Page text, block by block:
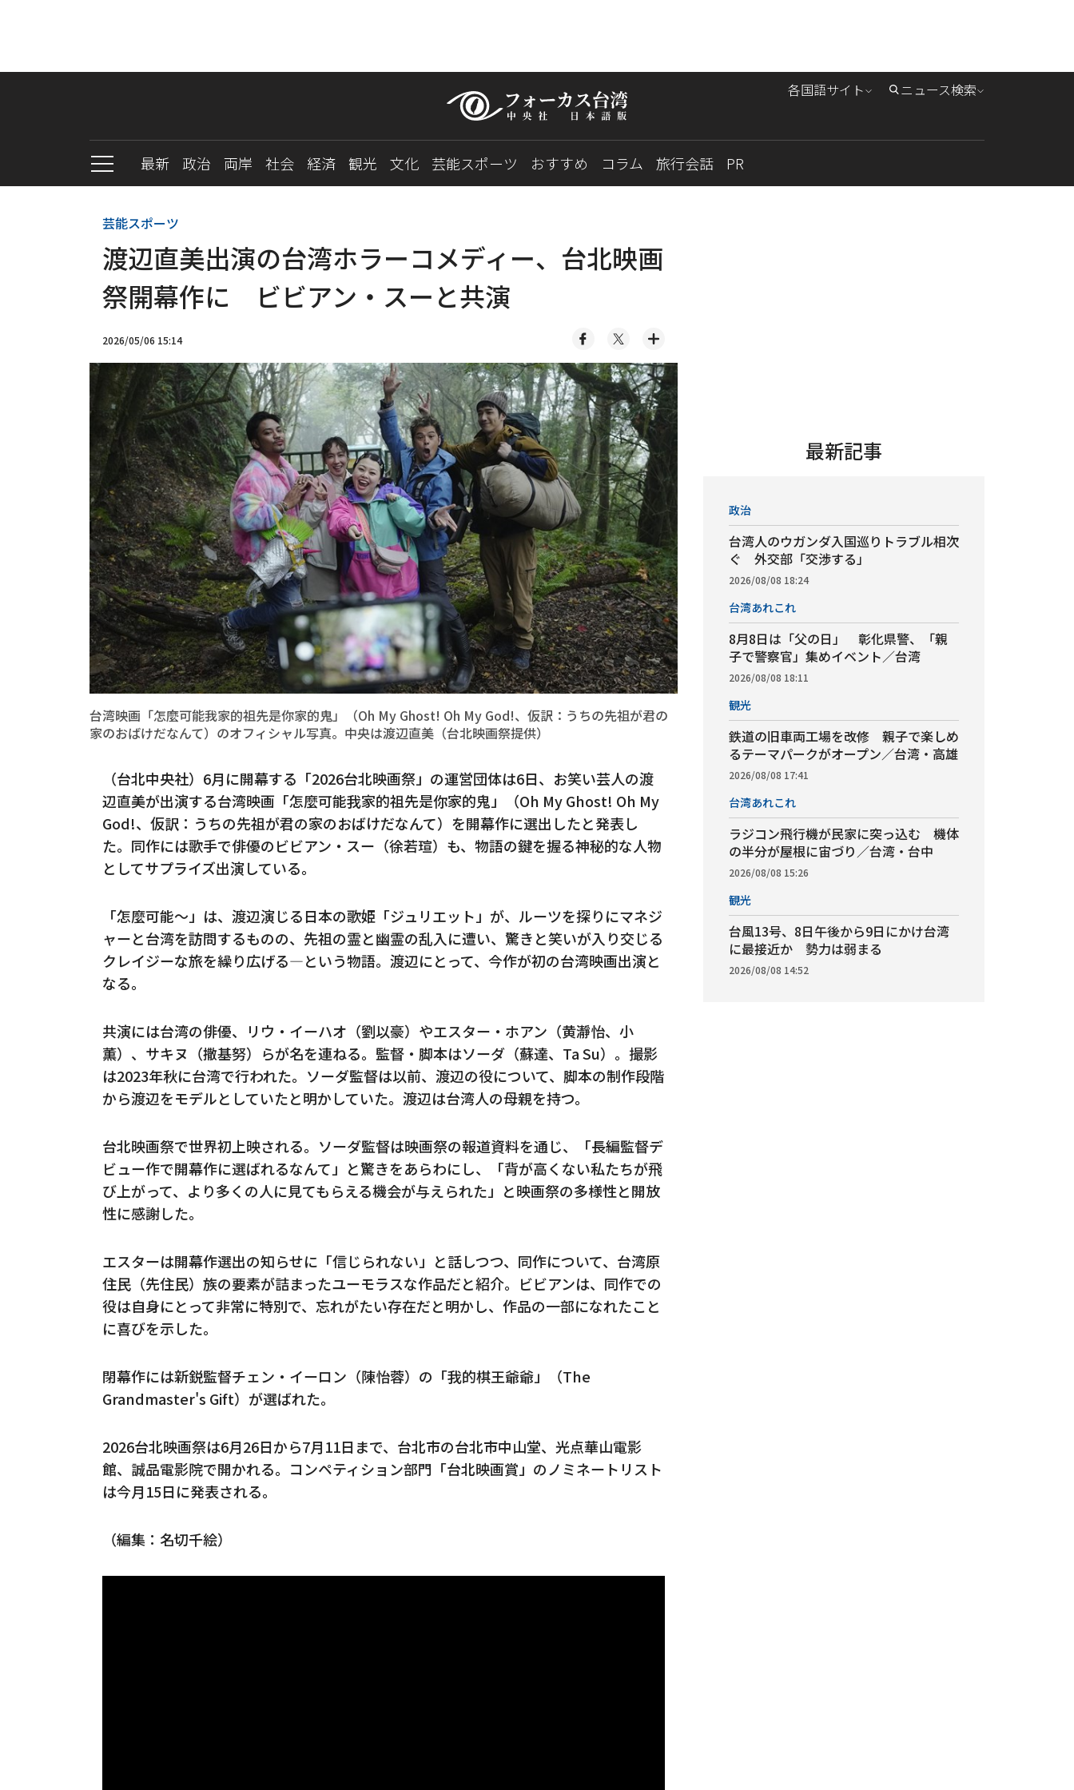
各国語サイト ニュース検索
最新 政治 両岸 社会 経済 観光 文化 芸能スポーツ おすすめ コラム 旅行会話 PR
芸能スポーツ
渡辺直美出演の台湾ホラーコメディー、台北映画
祭開幕作に ビビアン・スーと共演
2026/05/06 15:14
台湾映画「怎麼可能我家的祖先是你家的鬼」（Oh My Ghost! Oh My God!、仮訳：うちの先祖が君の
家のおばけだなんて）のオフィシャル写真。中央は渡辺直美（台北映画祭提供）
（台北中央社）6月に開幕する「2026台北映画祭」の運営団体は6日、お笑い芸人の渡
辺直美が出演する台湾映画「怎麼可能我家的祖先是你家的鬼」（Oh My Ghost! Oh My
God!、仮訳：うちの先祖が君の家のおばけだなんて）を開幕作に選出したと発表し
た。同作には歌手で俳優のビビアン・スー（徐若瑄）も、物語の鍵を握る神秘的な人物
としてサプライズ出演している。
「怎麼可能～」は、渡辺演じる日本の歌姫「ジュリエット」が、ルーツを探りにマネジ
ャーと台湾を訪問するものの、先祖の霊と幽霊の乱入に遭い、驚きと笑いが入り交じる
クレイジーな旅を繰り広げる—という物語。渡辺にとって、今作が初の台湾映画出演と
なる。
共演には台湾の俳優、リウ・イーハオ（劉以豪）やエスター・ホアン（黄瀞怡、小
薫）、サキヌ（撒基努）らが名を連ねる。監督・脚本はソーダ（蘇達、Ta Su）。撮影
は2023年秋に台湾で行われた。ソーダ監督は以前、渡辺の役について、脚本の制作段階
から渡辺をモデルとしていたと明かしていた。渡辺は台湾人の母親を持つ。
台北映画祭で世界初上映される。ソーダ監督は映画祭の報道資料を通じ、「長編監督デ
ビュー作で開幕作に選ばれるなんて」と驚きをあらわにし、「背が高くない私たちが飛
び上がって、より多くの人に見てもらえる機会が与えられた」と映画祭の多様性と開放
性に感謝した。
エスターは開幕作選出の知らせに「信じられない」と話しつつ、同作について、台湾原
住民（先住民）族の要素が詰まったユーモラスな作品だと紹介。ビビアンは、同作での
役は自身にとって非常に特別で、忘れがたい存在だと明かし、作品の一部になれたこと
に喜びを示した。
閉幕作には新鋭監督チェン・イーロン（陳怡蓉）の「我的棋王爺爺」（The
Grandmaster's Gift）が選ばれた。
2026台北映画祭は6月26日から7月11日まで、台北市の台北市中山堂、光点華山電影
館、誠品電影院で開かれる。コンペティション部門「台北映画賞」のノミネートリスト
は今月15日に発表される。
（編集：名切千絵）
最新記事
政治
台湾人のウガンダ入国巡りトラブル相次
ぐ 外交部「交渉する」
2026/08/08 18:24
台湾あれこれ
8月8日は「父の日」 彰化県警、「親
子で警察官」集めイベント／台湾
2026/08/08 18:11
観光
鉄道の旧車両工場を改修 親子で楽しめ
るテーマパークがオープン／台湾・高雄
2026/08/08 17:41
台湾あれこれ
ラジコン飛行機が民家に突っ込む 機体
の半分が屋根に宙づり／台湾・台中
2026/08/08 15:26
観光
台風13号、8日午後から9日にかけ台湾
に最接近か 勢力は弱まる
2026/08/08 14:52